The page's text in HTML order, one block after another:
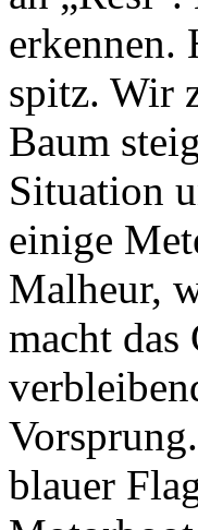
erkennen.
spitz. Wir
Baum
Situation
einige
Malheur,
macht das
blauer